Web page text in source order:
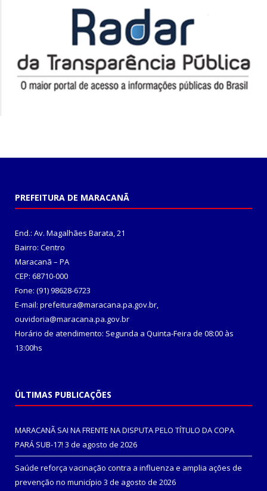
PREFEITURA DE MARACANÃ
End.: Av. Magalhães Barata, 21
Bairro: Centro
Maracanã – PA
CEP: 68710-000
Fone: (91) 98628-6723
E-mail: prefeitura@maracana.pa.gov.br,
ouvidoria@maracana.pa.gov.br
Horário de atendimento: Segunda a Quinta-Feira de 08:00 às
13:00hs
ÚLTIMAS PUBLICAÇÕES
MARACANÃ SAI NA FRENTE NA DISPUTA PELO TÍTULO DA COPA
PARÁ SUB-17! 3 de agosto de 2026
Saúde reforça vacinação contra a influenza e amplia ações de
prevenção no município 3 de agosto de 2026